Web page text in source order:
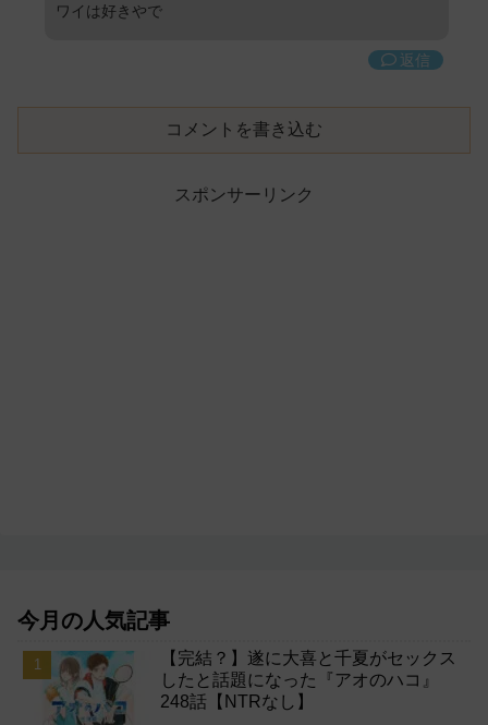
ワイは好きやで
返信
コメントを書き込む
スポンサーリンク
今月の人気記事
【完結？】遂に大喜と千夏がセックス
したと話題になった『アオのハコ』
248話【NTRなし】